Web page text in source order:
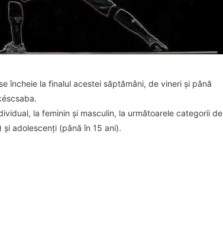
încheie la finalul acestei săptămâni, de vineri și până
la feminin și masculin, la următoarele categorii de
adolescenți (până în 15 ani).